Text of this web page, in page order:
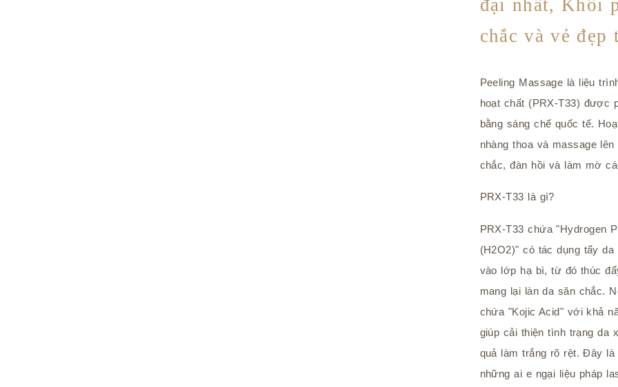
đại nhất, Khôi
chắc và vẻ đẹp
Peeling Massage là liệu
hoạt chất (PRX-T33) được
bằng sáng chế quốc tế.
nhàng thoa và massage
chắc, đàn hồi và làm mờ
PRX-T33 là gì?
PRX-T33 chứa "Hydrogen
(H2O2)" có tác dụng tẩy
vào lớp hạ bì, từ đó thúc
mang lại làn da săn chắc.
chứa "Kojic Acid" với khả
giúp cải thiện tình trạng da
quả làm trắng rõ rệt. Đây
những ai e ngại liệu pháp